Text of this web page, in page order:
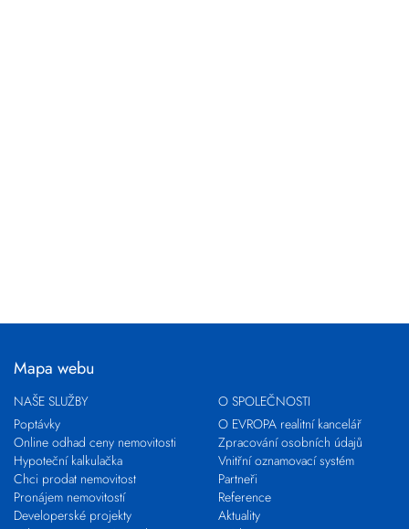
Mapa webu
NAŠE SLUŽBY
Poptávky
Online odhad ceny nemovitosti
Hypoteční kalkulačka
Chci prodat nemovitost
Pronájem nemovitostí
Developerské projekty
O SPOLEČNOSTI
O EVROPA realitní kancelář
Zpracování osobních údajů
Vnitřní oznamovací systém
Partneři
Reference
Aktuality